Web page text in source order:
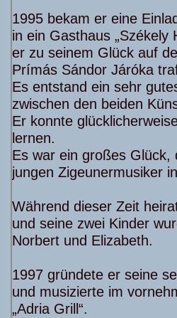
1995 bekam er eine
in ein Gasthaus „Székely
er zu seinem Glück auf
Prímás Sándor Járóka
Es entstand ein sehr
zwischen den beiden
Er konnte
lernen.
Es war ein großes Glück,
jungen Zigeunermusiker
Während dieser Zeit
und seine zwei Kinder
Norbert und Elizabeth.
1997 gründete er seine
und musizierte im
„Adria Grill“.